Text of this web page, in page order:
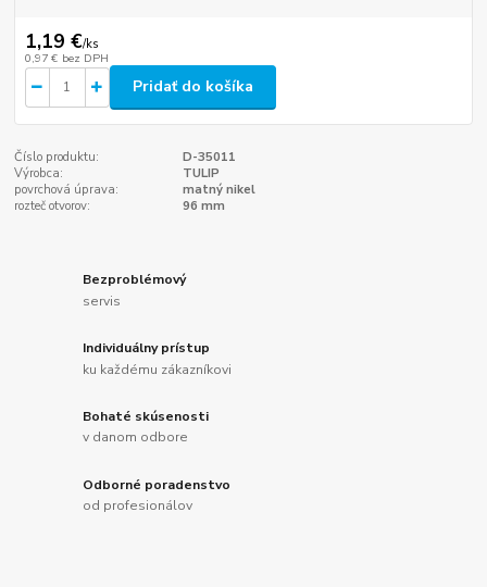
1,19 €/ks
0,97 € bez DPH
Pridať do košíka
Číslo produktu:
D-35011
Výrobca:
TULIP
povrchová úprava:
matný nikel
rozteč otvorov:
96 mm
Bezproblémový
servis
Individuálny prístup
ku každému zákazníkovi
Bohaté skúsenosti
v danom odbore
Odborné poradenstvo
od profesionálov